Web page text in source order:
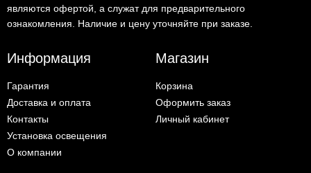
являются офертой, а служат для предварительного
ознакомления. Наличие и цену уточняйте при заказе.
Информация
Гарантия
Доставка и оплата
Контакты
Установка освещения
О компании
Магазин
Корзина
Оформить заказ
Личный кабинет